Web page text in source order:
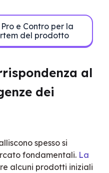
e Contro per la
del prodotto
al
dei
spesso si
fondamentali. La
alcuni prodotti iniziali